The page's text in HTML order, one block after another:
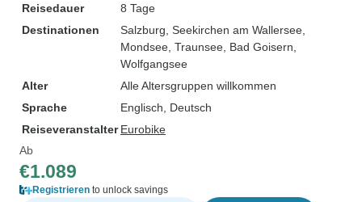
Reisedauer
8 Tage
Destinationen
Salzburg , Seekirchen am Wallersee
Mondsee , Traunsee , Bad Goisern
Wolfgangsee
Alter
Alle Altersgruppen willkommen
Sprache
Englisch, Deutsch
Reiseveranstalter Eurobike
Ab
€1.089
Registrieren to unlock savings